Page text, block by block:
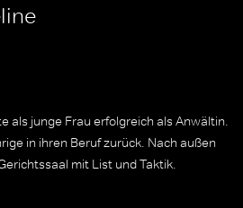
als junge Frau erfolgreich als Anwältin.
in ihren Beruf zurück. Nach außen
mit List und Taktik.